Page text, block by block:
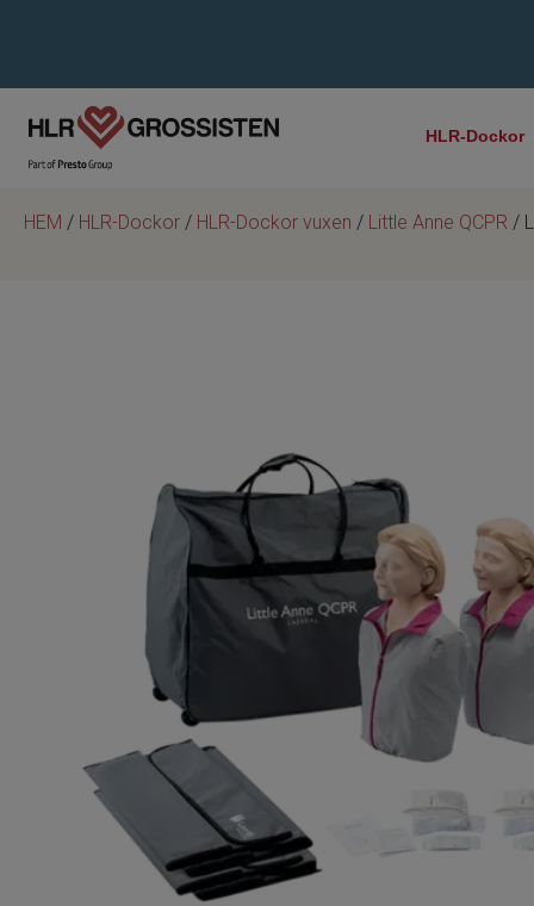
HLR-Dockor
HEM / HLR-Dockor / HLR-Dockor vuxen / Little Anne QCPR /